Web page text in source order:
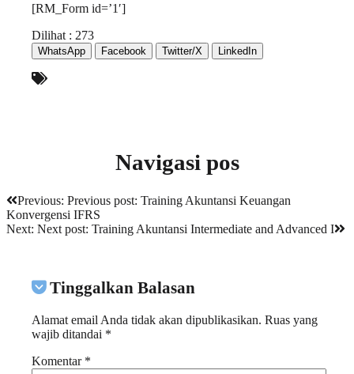
[RM_Form id=’1′]
Dilihat : 273
WhatsApp Facebook Twitter/X LinkedIn
Navigasi pos
Previous: Previous post: Training Akuntansi Keuangan
Konvergensi IFRS
Next: Next post: Training Akuntansi Intermediate and Advanced I
Tinggalkan Balasan
Alamat email Anda tidak akan dipublikasikan. Ruas yang
wajib ditandai *
Komentar *